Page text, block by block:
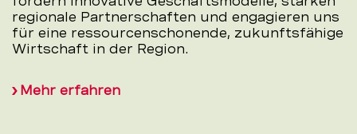
regionale Partnerschaften und engagieren uns
für eine ressourcenschonende, zukunftsfähige
Wirtschaft in der Region.
Mehr erfahren